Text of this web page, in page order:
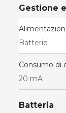
Gestione
Batterie
Consumo di
20 mA
Batteria